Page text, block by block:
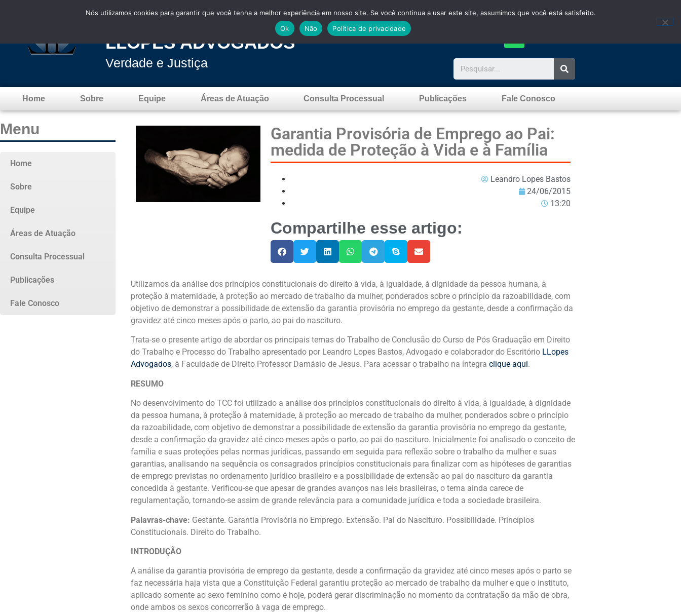
LLOPES ADVOGADOS
Verdade e Justiça
Home Sobre Equipe Áreas de Atuação Consulta Processual Publicações Fale Conosco
Menu
Home
Sobre
Equipe
Áreas de Atuação
Consulta Processual
Publicações
Fale Conosco
Garantia Provisória de Emprego ao Pai:
medida de Proteção à Vida e à Família
Leandro Lopes Bastos
24/06/2015
13:20
Compartilhe esse artigo:
Utilizamos da análise dos princípios constitucionais do direito à vida, à igualdade, à dignidade da pessoa humana, à
proteção à maternidade, à proteção ao mercado de trabalho da mulher, ponderados sobre o princípio da razoabilidade, com
objetivo de demonstrar a possibilidade de extensão da garantia provisória no emprego da gestante, desde a confirmação da
gravidez até cinco meses após o parto, ao pai do nascituro.
Trata-se o presente artigo de abordar os principais temas do Trabalho de Conclusão do Curso de Pós Graduação em Direito
do Trabalho e Processo do Trabalho apresentado por Leandro Lopes Bastos, Advogado e colaborador do Escritório LLopes
Advogados, à Faculdade de Direito Professor Damásio de Jesus. Para acessar o trabalho na íntegra clique aqui.
RESUMO
No desenvolvimento do TCC foi utilizado a análise dos princípios constitucionais do direito à vida, à igualdade, à dignidade
da pessoa humana, à proteção à maternidade, à proteção ao mercado de trabalho da mulher, ponderados sobre o princípio
da razoabilidade, com objetivo de demonstrar a possibilidade de extensão da garantia provisória no emprego da gestante,
desde a confirmação da gravidez até cinco meses após o parto, ao pai do nascituro. Inicialmente foi analisado o conceito de
família e suas proteções pelas normas jurídicas, passando em seguida para reflexão sobre o trabalho da mulher e suas
garantias, analisando na sequência os consagrados princípios constitucionais para finalizar com as hipóteses de garantias
de emprego previstas no ordenamento jurídico brasileiro e a possibilidade de extensão ao pai do nascituro da garantia
concedida à gestante. Verificou-se que apesar de grandes avanços nas leis brasileiras, o tema ainda carece de
regulamentação, tornando-se assim de grande relevância para a comunidade jurídica e toda a sociedade brasileira.
Palavras-chave: Gestante. Garantia Provisória no Emprego. Extensão. Pai do Nascituro. Possibilidade. Princípios
Constitucionais. Direito do Trabalho.
INTRODUÇÃO
A análise da garantia provisória de emprego da gestante, desde a confirmação da gravidez até cinco meses após o parto se
faz necessária haja vista que a Constituição Federal garantiu proteção ao mercado de trabalho da mulher e que o instituto,
aplicado somente ao sexo feminino como é hoje, poderá gerar discriminação no momento da contratação da mão de obra,
onde ambos os sexos concorrerão à vaga de emprego.
Nós utilizamos cookies para garantir que você tenha a melhor experiência em nosso site. Se você continua a usar este site, assumimos que você está satisfeito.
Ok
Não Política de privacidade